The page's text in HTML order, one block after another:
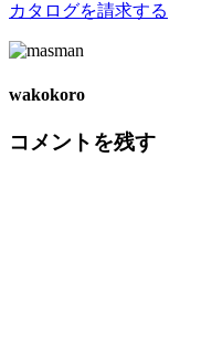
カタログを請求する
wakokoro
コメントを残す